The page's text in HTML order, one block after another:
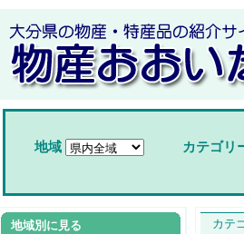
地域 カテゴリ
カテ
地域別に見る